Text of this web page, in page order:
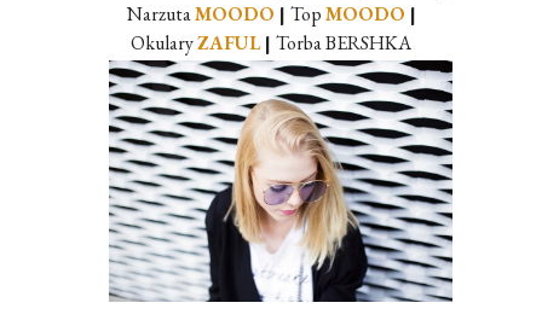
NarzutaMOODO | TopMOODO |
OkularyZAFUL| Torba BERSHKA